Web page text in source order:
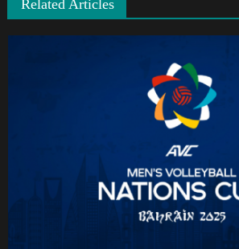
Related Articles